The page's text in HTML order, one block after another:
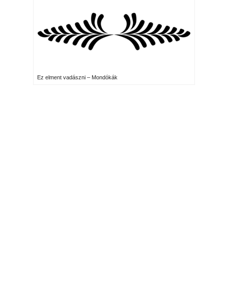
Ez elment vadászni – Mondókák